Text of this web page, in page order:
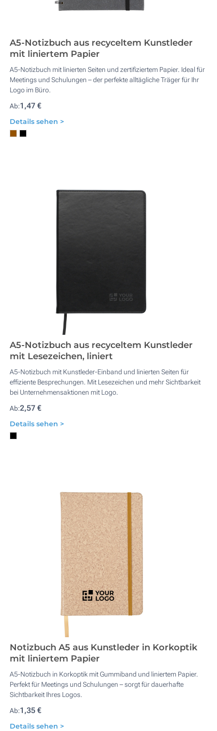
A5-Notizbuch aus recyceltem Kunstleder
mit liniertem Papier
A5-Notizbuch mit linierten Seiten und zertifiziertem Papier. Ideal für
Meetings und Schulungen – der perfekte alltägliche Träger für Ihr
Logo im Büro.
Ab:1,47 €
Details sehen >
A5-Notizbuch aus recyceltem Kunstleder
mit Lesezeichen, liniert
A5-Notizbuch mit Kunstleder-Einband und linierten Seiten für
effiziente Besprechungen. Mit Lesezeichen und mehr Sichtbarkeit
bei Unternehmensaktionen mit Logo.
Ab:2,57 €
Details sehen >
Notizbuch A5 aus Kunstleder in Korkoptik
mit liniertem Papier
A5-Notizbuch in Korkoptik mit Gummiband und liniertem Papier.
Perfekt für Meetings und Schulungen – sorgt für dauerhafte
Sichtbarkeit Ihres Logos.
Ab:1,35 €
Details sehen >